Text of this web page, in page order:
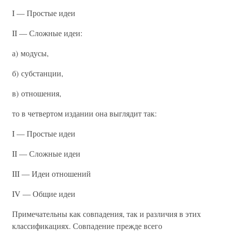
I — Простые идеи
II — Сложные идеи:
а) модусы,
б) субстанции,
в) отношения,
то в четвертом издании она выглядит так:
I — Простые идеи
II — Сложные идеи
III — Идеи отношений
IV — Общие идеи
Примечательны как совпадения, так и различия в этих
классификациях. Совпадение прежде всего